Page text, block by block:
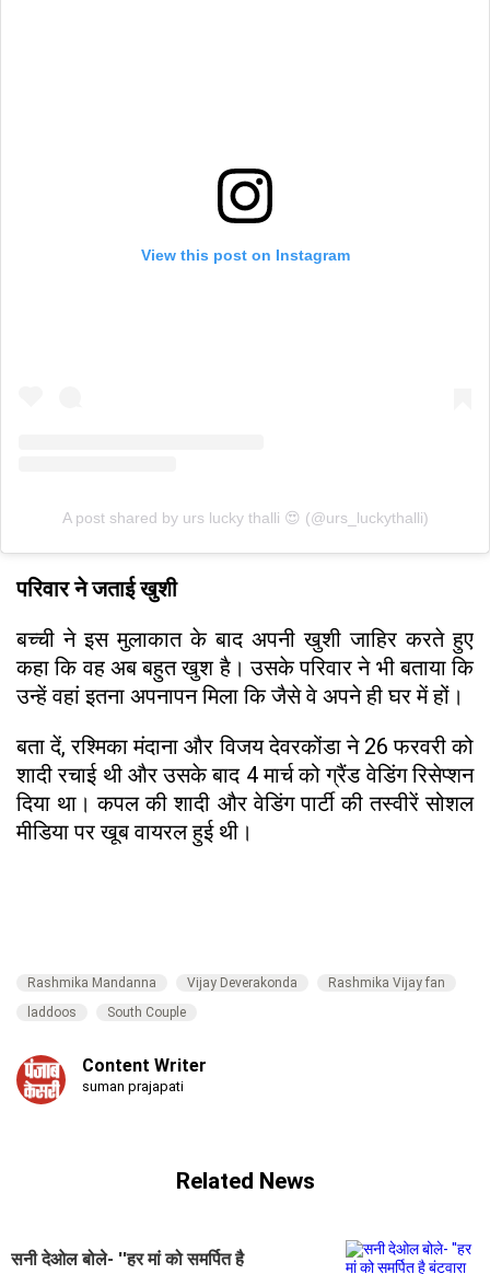
View this post on Instagram
A post shared by urs lucky thalli 😍 (@urs_luckythalli)
परिवार ने जताई खुशी
बच्ची ने इस मुलाकात के बाद अपनी खुशी जाहिर करते हुए
कहा कि वह अब बहुत खुश है। उसके परिवार ने भी बताया कि
उन्हें वहां इतना अपनापन मिला कि जैसे वे अपने ही घर में हों।
बता दें, रश्मिका मंदाना और विजय देवरकोंडा ने 26 फरवरी को
शादी रचाई थी और उसके बाद 4 मार्च को ग्रैंड वेडिंग रिसेप्शन
दिया था। कपल की शादी और वेडिंग पार्टी की तस्वीरें सोशल
मीडिया पर खूब वायरल हुई थी।
Rashmika Mandanna Vijay Deverakonda
Rashmika Vijay fan
laddoos
South Couple
Content Writer
suman prajapati
Related News
सनी देओल बोले- ''हर मां को समर्पित है